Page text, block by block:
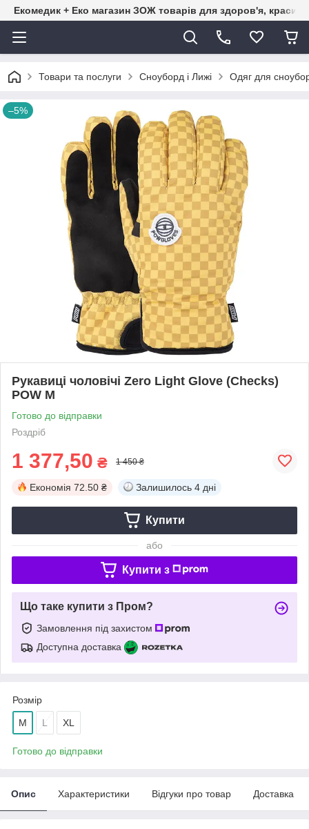
Екомедик + Еко магазин ЗОЖ товарів для здоров'я, краси
Товари та послуги Сноуборд і Лижі Одяг для
–5%
Рукавиці чоловічі Zero Light Glove (Checks)
POW M
Готово до відправки
Роздріб
1 377,50 ₴ 1 450 ₴
Економія 72.50 ₴ Залишилось 4 дні
Купити
або
Купити з
Що таке купити з Пром?
Замовлення під захистом
Доступна доставка
Розмір
M L XL
Готово до відправки
Опис Характеристики Відгуки про товар Доставка